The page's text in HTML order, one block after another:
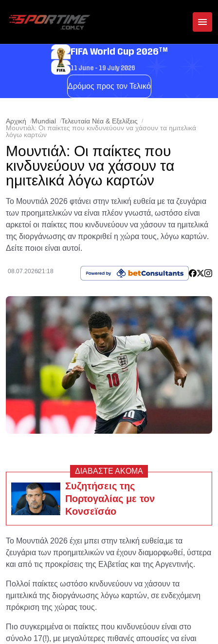
FIFA World Cup 2026TM
11 June - 19 July 2026
Δρόμος προς τον Τελικό
Αρχική Mundial
Τελευταία Νέα & Εξελίξεις
Μουντιάλ: Οι παίκτες που κινδυνεύουν να χάσουν τα ημιτελικά
λόγω καρτών
Μουντιάλ: Οι παίκτες που
κινδυνεύουν να χάσουν τα
ημιτελικά λόγω καρτών
Το Μουντιάλ 2026 φτάνει στην τελική ευθεία με τα ζευγάρια
των προημιτελικών να είναι πλέον γνωστά, ωστόσο είναι
αρκετοί οι παίκτες που κινδυνεύουν να χάσουν τα ημιτελικά
της διοργάνωσης αν προκριθεί η χώρα τους, λόγω καρτών.
Δείτε ποιοι είναι αυτοί.
08.07.2026 21:18
ΔΙΑΒΑΣΤΕ ΑΚΟΜΑ
Συζητήσεις της
Πορτογαλίας με τον
Κονσεϊσάο
Το Μουντιάλ 2026 έχει μπει στην τελική ευθεία,με τα
ζευγάρια των προημιτελικών να έχουν διαμορφωθεί, ύστερα
και από τις προκρίσεις της Ελβετίας και της Αργεντινής.
Πολλοί παίκτες ωστόσο κινδυνεύουν να χάσουν τα
ημιτελικά της διοργάνωσης λόγω καρτών, σε ενδεχόμενη
πρόκριση της χώρας τους.
Πιο συγκεριμένα οι παίκτες που κινδυνεύουν είναι στο
σύνολο 17(!), με μεγαλύτερες πιθανές απουσίες να είναι